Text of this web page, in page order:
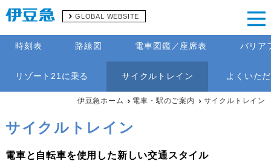
GLOBAL WEBSITE
時刻表 路線図 電車図鑑／座席表 バリア
リゾート21に乗る サイクルトレイン よくいた
伊豆急ホーム 電車・駅のご案内 サイクルトレイン
サイクルトレイン
電車と自転車を使用した新しい交通スタイル